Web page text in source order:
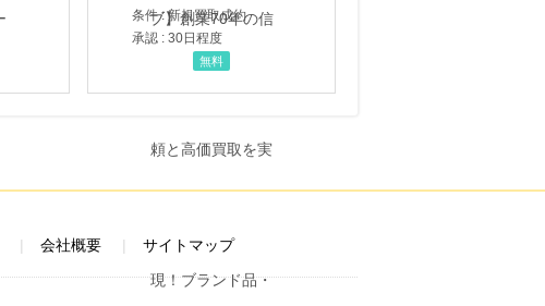
条件 : 新規買取成約
承認 : 30日程度
無料
会社概要 サイトマップ